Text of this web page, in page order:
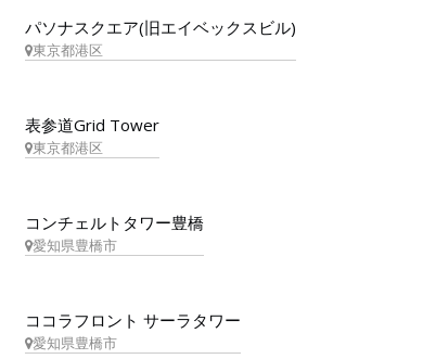
パソナスクエア(旧エイベックスビル)
東京都港区
表参道Grid Tower
東京都港区
コンチェルトタワー豊橋
愛知県豊橋市
ココラフロント サーラタワー
愛知県豊橋市